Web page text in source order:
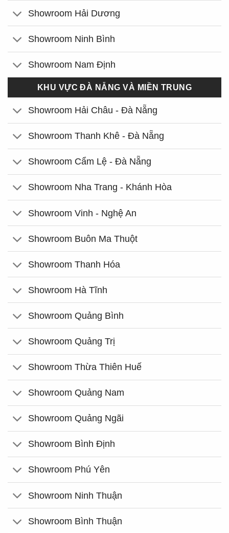
Showroom Hải Dương
Showroom Ninh Bình
Showroom Nam Định
KHU VỰC ĐÀ NẴNG VÀ MIỀN TRUNG
Showroom Hải Châu - Đà Nẵng
Showroom Thanh Khê - Đà Nẵng
Showroom Cẩm Lệ - Đà Nẵng
Showroom Nha Trang - Khánh Hòa
Showroom Vinh - Nghệ An
Showroom Buôn Ma Thuột
Showroom Thanh Hóa
Showroom Hà Tĩnh
Showroom Quảng Bình
Showroom Quảng Trị
Showroom Thừa Thiên Huế
Showroom Quảng Nam
Showroom Quảng Ngãi
Showroom Bình Định
Showroom Phú Yên
Showroom Ninh Thuận
Showroom Bình Thuận